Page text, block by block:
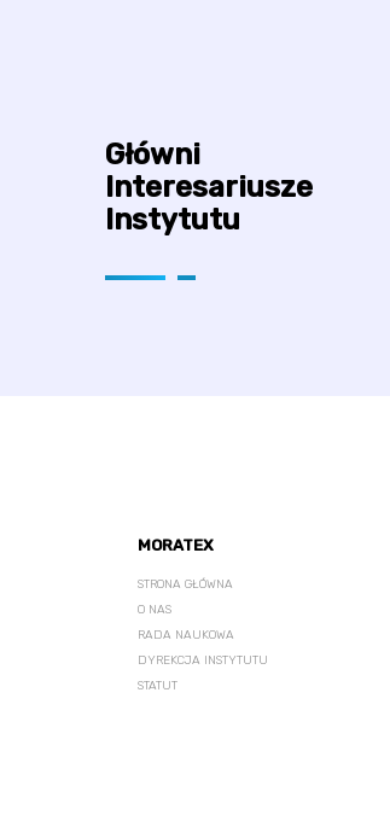
Główni
Interesariusze
Instytutu
MORATEX
STRONA GŁÓWNA
O NAS
RADA NAUKOWA
DYREKCJA INSTYTUTU
STATUT